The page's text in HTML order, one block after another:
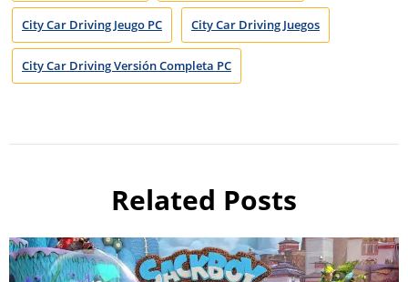
City Car Driving Jeugo PC City Car Driving Juegos
City Car Driving Versión Completa PC
Related Posts